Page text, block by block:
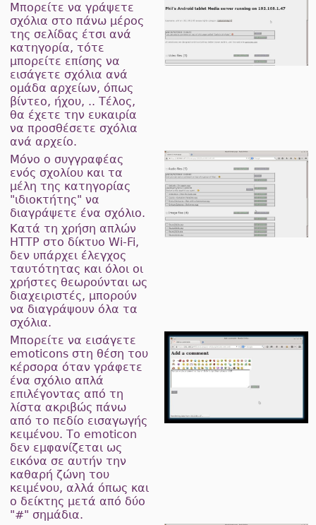
Μπορείτε να γράψετε
σχόλια στο πάνω μέρος
της σελίδας έτσι ανά
κατηγορία, τότε
μπορείτε επίσης να
εισάγετε σχόλια ανά
ομάδα αρχείων, όπως
βίντεο, ήχου, .. Τέλος,
θα έχετε την ευκαιρία
να προσθέσετε σχόλια
ανά αρχείο.
Μόνο ο συγγραφέας
ενός σχολίου και τα
μέλη της κατηγορίας
"ιδιοκτήτης" να
διαγράψετε ένα σχόλιο.
Κατά τη χρήση απλών
HTTP στο δίκτυο Wi-Fi,
δεν υπάρχει έλεγχος
ταυτότητας και όλοι οι
χρήστες θεωρούνται ως
διαχειριστές, μπορούν
να διαγράψουν όλα τα
σχόλια.
Μπορείτε να εισάγετε
emoticons στη θέση του
κέρσορα όταν γράφετε
ένα σχόλιο απλά
επιλέγοντας από τη
λίστα ακριβώς πάνω
από το πεδίο εισαγωγής
κειμένου. Το emoticon
δεν εμφανίζεται ως
εικόνα σε αυτήν την
καθαρή ζώνη του
κειμένου, αλλά όπως και
ο δείκτης μετά από δύο
"#" σημάδια.